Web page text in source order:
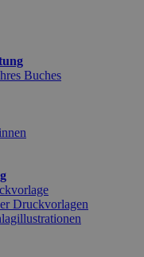
Buches
Druckvorlagen